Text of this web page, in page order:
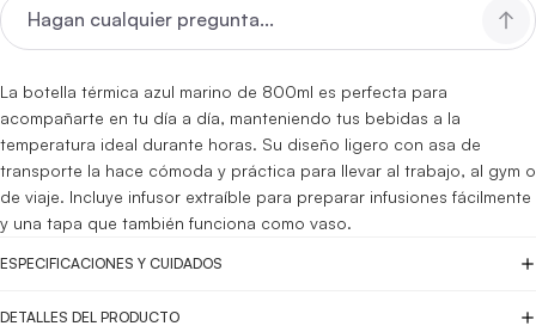
La botella térmica azul marino de 800ml es perfecta para
acompañarte en tu día a día, manteniendo tus bebidas a la
temperatura ideal durante horas. Su diseño ligero con asa de
transporte la hace cómoda y práctica para llevar al trabajo, al gym o
de viaje. Incluye infusor extraíble para preparar infusiones fácilmente
y una tapa que también funciona como vaso.
ESPECIFICACIONES Y CUIDADOS
DETALLES DEL PRODUCTO